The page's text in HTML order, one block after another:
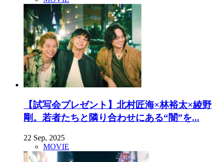
【試写会プレゼント】北村匠海×林裕太×綾野
剛。若者たちと隣り合わせにある“闇”を...
22 Sep, 2025
MOVIE